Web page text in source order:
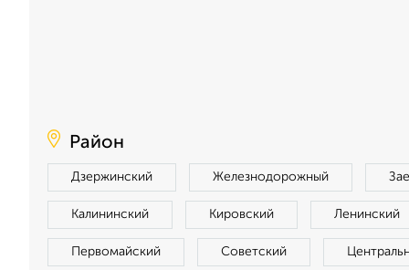
Район
Дзержинский Железнодорожный
Калининский Кировский Ленинский
Первомайский Советский